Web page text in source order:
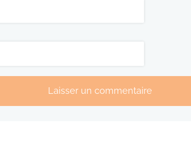
Laisser un commentaire